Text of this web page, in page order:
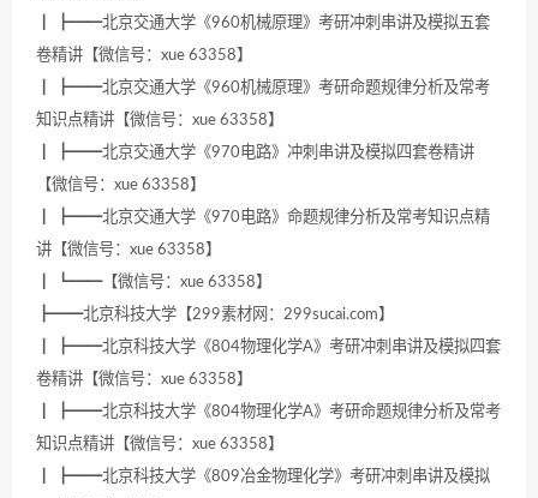
┃ ┣━━北京交通大学《960机械原理》考研冲刺串讲及模拟五套
卷精讲【微信号：xue 63358】
┃ ┣━━北京交通大学《960机械原理》考研命题规律分析及常考
知识点精讲【微信号：xue 63358】
┃ ┣━━北京交通大学《970电路》冲刺串讲及模拟四套卷精讲
【微信号：xue 63358】
┃ ┣━━北京交通大学《970电路》命题规律分析及常考知识点精
讲【微信号：xue 63358】
┃ ┗━━【微信号：xue 63358】
┣━━北京科技大学【299素材网：299sucai.com】
┃ ┣━━北京科技大学《804物理化学A》考研冲刺串讲及模拟四套
卷精讲【微信号：xue 63358】
┃ ┣━━北京科技大学《804物理化学A》考研命题规律分析及常考
知识点精讲【微信号：xue 63358】
┃ ┣━━北京科技大学《809冶金物理化学》考研冲刺串讲及模拟